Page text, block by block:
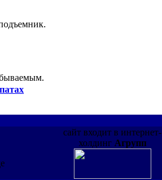
сайт входит в интернет-
холдинг Агрупп